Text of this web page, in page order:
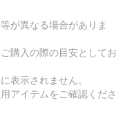
が異なる場合がありま
購入の際の目安としてお
表示されません。
アイテムをご確認くださ